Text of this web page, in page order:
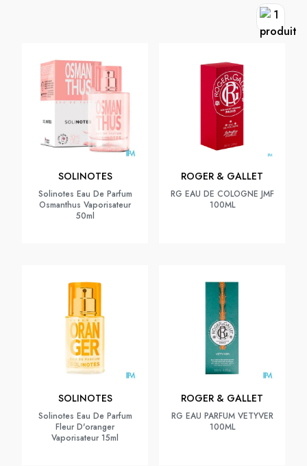
SOLINOTES
Solinotes Eau De Parfum
Osmanthus Vaporisateur
50ml
ROGER & GALLET
RG EAU DE COLOGNE JMF
100ML
SOLINOTES
Solinotes Eau De Parfum
Fleur D'oranger
Vaporisateur 15ml
ROGER & GALLET
RG EAU PARFUM VETYVER
100ML